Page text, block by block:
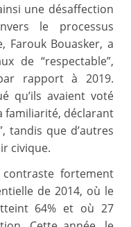
une désaffection
le processus
Farouk Bouasker, a
de “respectable”,
rapport à 2019.
qu’ils avaient voté
familiarité, déclarant
tandis que d’autres
civique.
fortement
de 2014, où le
64% et où 27